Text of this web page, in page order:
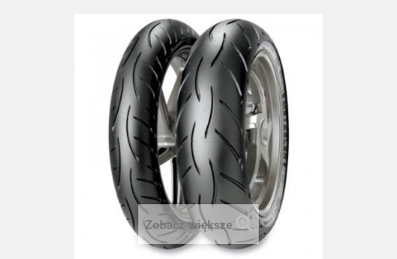
Zobacz większe